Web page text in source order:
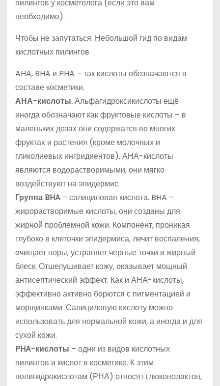
пилингов у косметолога (если это вам
необходимо).
Чтобы не запутаться: Небольшой гид по видам
кислотных пилингов
AHA, BHA и PHA – так кислоты обозначаются в
составе косметики.
АНА-кислоты.Альфагидроксикислоты ещё
иногда обозначают как фруктовые кислоты – в
маленьких дозах они содержатся во многих
фруктах и растения (кроме молочных и
гликолиевых ингридиентов). АНА-кислоты
являются водорастворимыми, они мягко
воздействуют на эпидермис.
Группа BHA – салициловая кислота. BHA –
жирорастворимые кислоты, они созданы для
жирной проблемной кожи. Компонент, проникая
глубоко в клеточки эпидермиса, лечит воспаления,
очищает поры, устраняет черные точки и жирный
блеск. Отшелушивает кожу, оказывает мощный
антисептический эффект. Как и АНА-кислоты,
эффективно активно борются с пигментацией и
морщинками. Салициловую кислоту можно
использовать для нормальной кожи, а иногда и для
сухой кожи.
PHA-кислоты – одни из видов кислотных
пилингов и кислот в косметике. К этим
полигидрокислотам (РНА) относят глюконолактон,